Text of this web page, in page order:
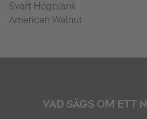
Svart Högblank
American Walnut
VAD SÄGS OM ETT